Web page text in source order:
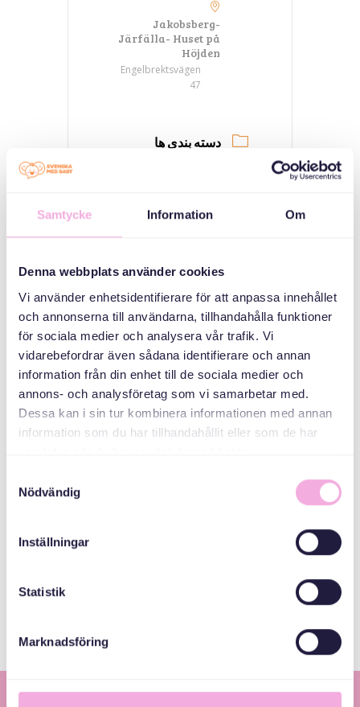
Samtycke Information Om
Denna webbplats använder cookies
Vi använder enhetsidentifierare för att anpassa innehållet
och annonserna till användarna, tillhandahålla funktioner
för sociala medier och analysera vår trafik. Vi
vidarebefordrar även sådana identifierare och annan
information från din enhet till de sociala medier och
annons- och analysföretag som vi samarbetar med.
Dessa kan i sin tur kombinera informationen med annan
information som du har tillhandahållit eller som de har
Nödvändig
Inställningar
Statistik
Marknadsföring
Jakobsberg-
Järfälla- Huset på
Höjden
Engelbrektsvägen
47
دسته بندی ها
کنند
Svenska med baby